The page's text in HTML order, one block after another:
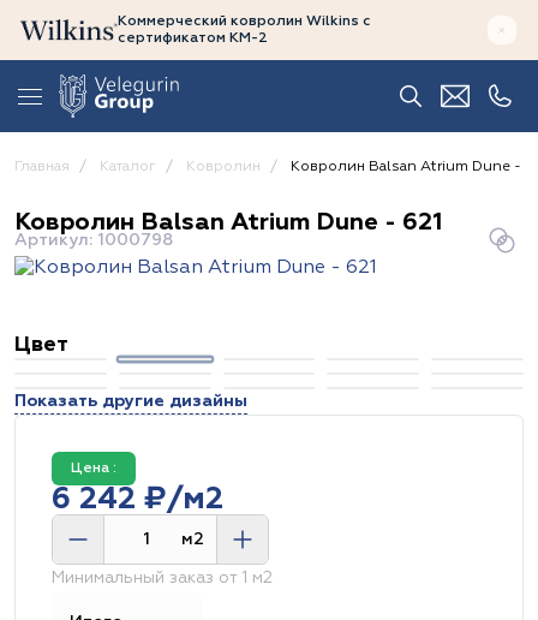
Коммерческий ковролин Wilkins с
сертификатом КМ-2
Главная Каталог Ковролин Ковролин Balsan Atrium Dune -
Ковролин Balsan Atrium Dune - 621
Артикул: 1000798
Цвет
Показать другие дизайны
Цена :
6 242 ₽/м2
м2
Минимальный заказ от 1 м2